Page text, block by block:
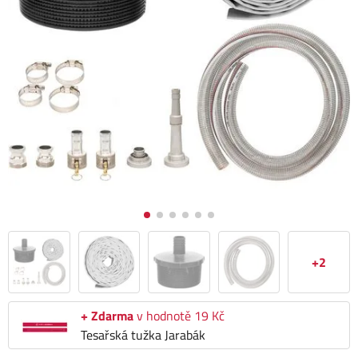
+2
+ Zdarmav hodnotě 19 Kč
Tesařská tužka Jarabák